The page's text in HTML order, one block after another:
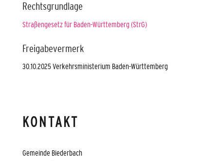
Rechtsgrundlage
Straßengesetz für Baden-Württemberg (StrG)
Freigabevermerk
30.10.2025 Verkehrsministerium Baden-Württemberg
KONTAKT
Gemeinde Biederbach